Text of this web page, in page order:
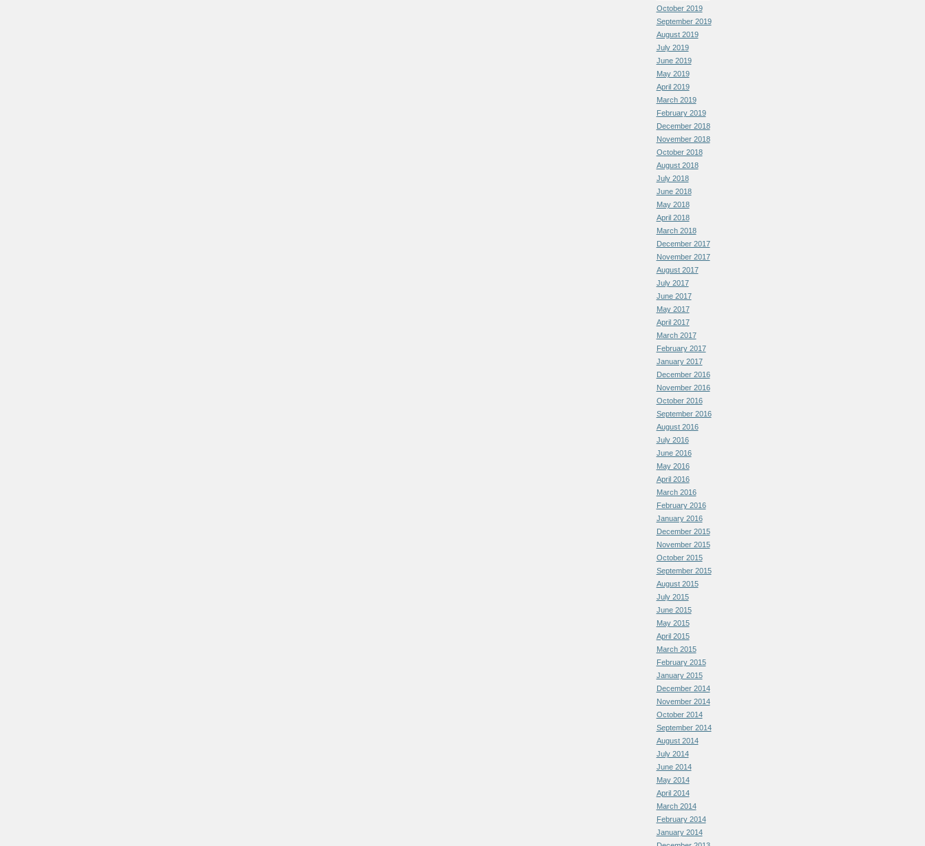
October 2019
September 2019
August 2019
July 2019
June 2019
May 2019
April 2019
March 2019
February 2019
December 2018
November 2018
October 2018
August 2018
July 2018
June 2018
May 2018
April 2018
March 2018
December 2017
November 2017
August 2017
July 2017
June 2017
May 2017
April 2017
March 2017
February 2017
January 2017
December 2016
November 2016
October 2016
September 2016
August 2016
July 2016
June 2016
May 2016
April 2016
March 2016
February 2016
January 2016
December 2015
November 2015
October 2015
September 2015
August 2015
July 2015
June 2015
May 2015
April 2015
March 2015
February 2015
January 2015
December 2014
November 2014
October 2014
September 2014
August 2014
July 2014
June 2014
May 2014
April 2014
March 2014
February 2014
January 2014